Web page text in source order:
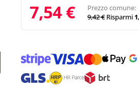
7,54 €
Prezzo comune:
9,42 € Risparmi